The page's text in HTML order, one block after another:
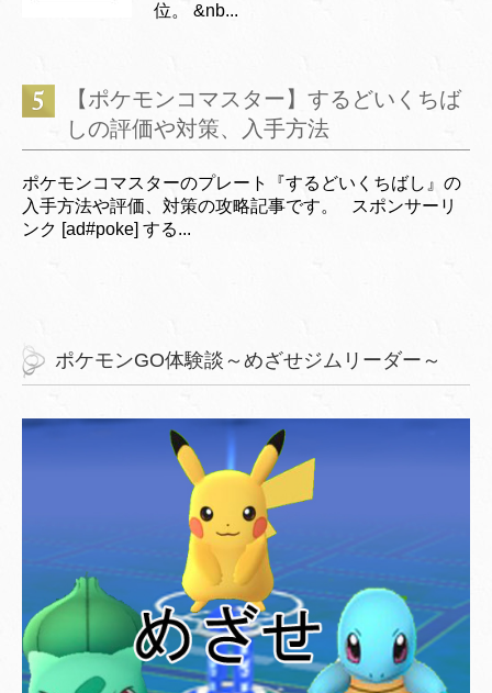
位。 &nb...
【ポケモンコマスター】するどいくちば
しの評価や対策、入手方法
ポケモンコマスターのプレート『するどいくちばし』の
入手方法や評価、対策の攻略記事です。 スポンサーリ
ンク [ad#poke] する...
ポケモンGO体験談～めざせジムリーダー～